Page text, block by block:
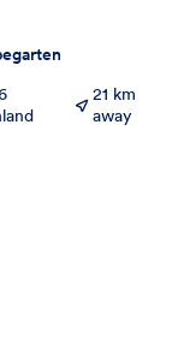
21 km
away